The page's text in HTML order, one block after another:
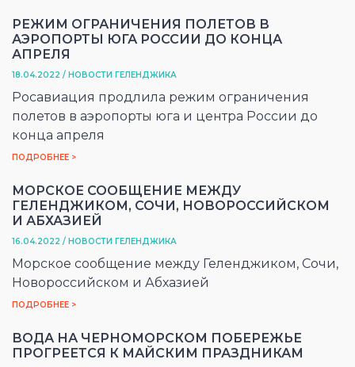
РЕЖИМ ОГРАНИЧЕНИЯ ПОЛЕТОВ В
АЭРОПОРТЫ ЮГА РОССИИ ДО КОНЦА
АПРЕЛЯ
18.04.2022 / НОВОСТИ ГЕЛЕНДЖИКА
Росавиация продлила режим ограничения
полетов в аэропорты юга и центра России до
конца апреля
ПОДРОБНЕЕ >
МОРСКОЕ СООБЩЕНИЕ МЕЖДУ
ГЕЛЕНДЖИКОМ, СОЧИ, НОВОРОССИЙСКОМ
И АБХАЗИЕЙ
16.04.2022 / НОВОСТИ ГЕЛЕНДЖИКА
Морское сообщение между Геленджиком, Сочи,
Новороссийском и Абхазией
ПОДРОБНЕЕ >
ВОДА НА ЧЕРНОМОРСКОМ ПОБЕРЕЖЬЕ
ПРОГРЕЕТСЯ К МАЙСКИМ ПРАЗДНИКАМ